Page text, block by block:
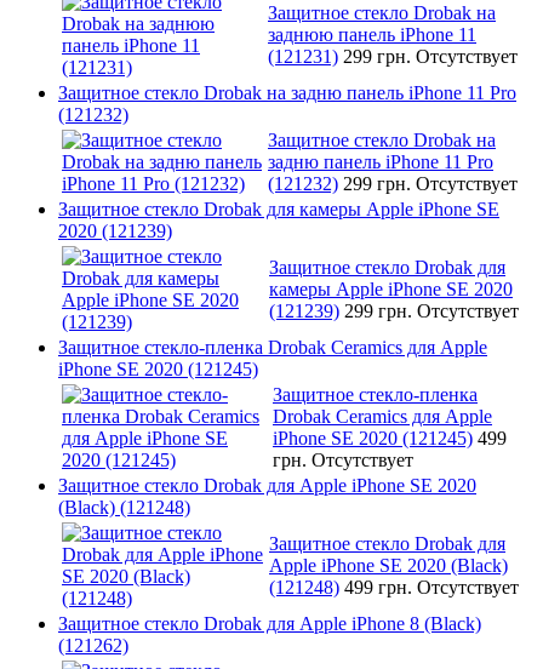
Защитное стекло Drobak на
заднюю панель iPhone 11
(121231) 299 грн. Отсутствует
Защитное стекло Drobak на задню панель iPhone 11 Pro
(121232)
Защитное стекло Drobak на
задню панель iPhone 11 Pro
(121232) 299 грн. Отсутствует
Защитное стекло Drobak для камеры Apple iPhone SE
2020 (121239)
Защитное стекло Drobak для
камеры Apple iPhone SE 2020
(121239) 299 грн. Отсутствует
Защитное стекло-пленка Drobak Ceramics для Apple
iPhone SE 2020 (121245)
Защитное стекло-пленка
Drobak Ceramics для Apple
iPhone SE 2020 (121245) 499
грн. Отсутствует
Защитное стекло Drobak для Apple iPhone SE 2020
(Black) (121248)
Защитное стекло Drobak для
Apple iPhone SE 2020 (Black)
(121248) 499 грн. Отсутствует
Защитное стекло Drobak для Apple iPhone 8 (Black)
(121262)